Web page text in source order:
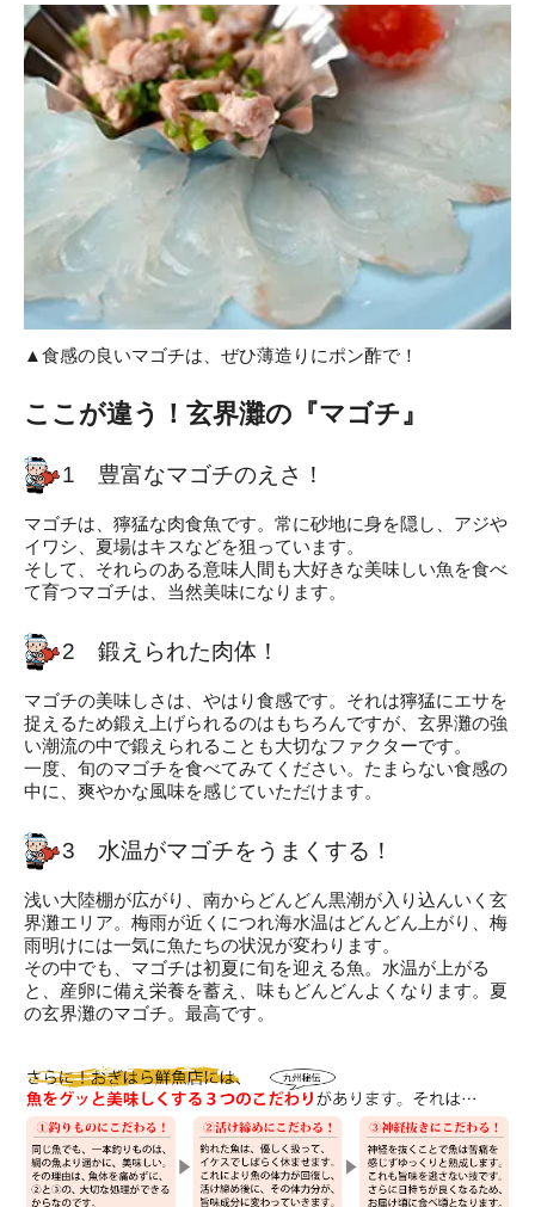
▲食感の良いマゴチは、ぜひ薄造りにポン酢で！
ここが違う！玄界灘の『マゴチ』
1 豊富なマゴチのえさ！
マゴチは、獰猛な肉食魚です。常に砂地に身を隠し、アジや
イワシ、夏場はキスなどを狙っています。
そして、それらのある意味人間も大好きな美味しい魚を食べ
て育つマゴチは、当然美味になります。
2 鍛えられた肉体！
マゴチの美味しさは、やはり食感です。それは獰猛にエサを
捉えるため鍛え上げられるのはもちろんですが、玄界灘の強
い潮流の中で鍛えられることも大切なファクターです。
一度、旬のマゴチを食べてみてください。たまらない食感の
中に、爽やかな風味を感じていただけます。
3 水温がマゴチをうまくする！
浅い大陸棚が広がり、南からどんどん黒潮が入り込んいく玄
界灘エリア。梅雨が近くにつれ海水温はどんどん上がり、梅
雨明けには一気に魚たちの状況が変わります。
その中でも、マゴチは初夏に旬を迎える魚。水温が上がる
と、産卵に備え栄養を蓄え、味もどんどんよくなります。夏
の玄界灘のマゴチ。最高です。